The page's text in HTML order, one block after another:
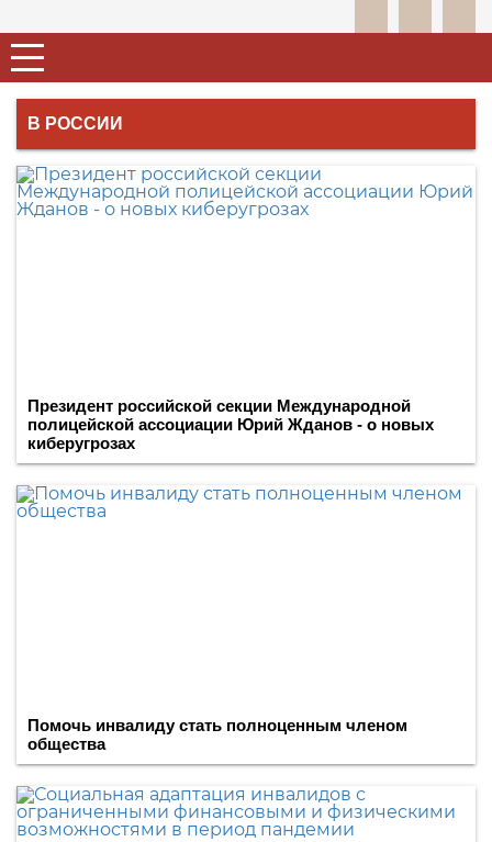
В РОССИИ
Президент российской секции Международной
полицейской ассоциации Юрий Жданов - о новых
киберугрозах
Помочь инвалиду стать полноценным членом
общества